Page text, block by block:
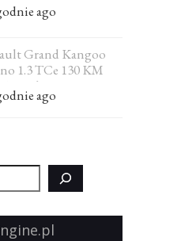
ago
Grand Kangoo
1.3 TCe 130 KM
7-osobowe – test
ago